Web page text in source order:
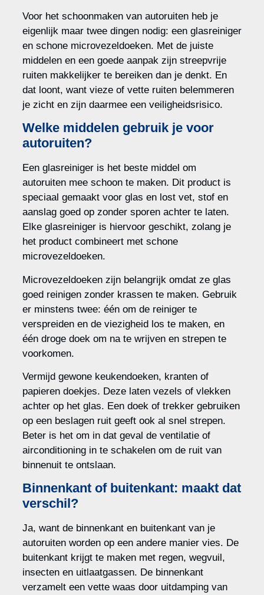
Voor het schoonmaken van autoruiten heb je
eigenlijk maar twee dingen nodig: een glasreiniger
en schone microvezeldoeken. Met de juiste
middelen en een goede aanpak zijn streepvrije
ruiten makkelijker te bereiken dan je denkt. En
dat loont, want vieze of vette ruiten belemmeren
je zicht en zijn daarmee een veiligheidsrisico.
Welke middelen gebruik je voor
autoruiten?
Een glasreiniger is het beste middel om
autoruiten mee schoon te maken. Dit product is
speciaal gemaakt voor glas en lost vet, stof en
aanslag goed op zonder sporen achter te laten.
Elke glasreiniger is hiervoor geschikt, zolang je
het product combineert met schone
microvezeldoeken.
Microvezeldoeken zijn belangrijk omdat ze glas
goed reinigen zonder krassen te maken. Gebruik
er minstens twee: één om de reiniger te
verspreiden en de viezigheid los te maken, en
één droge doek om na te wrijven en strepen te
voorkomen.
Vermijd gewone keukendoeken, kranten of
papieren doekjes. Deze laten vezels of vlekken
achter op het glas. Een doek of trekker gebruiken
op een beslagen ruit geeft ook al snel strepen.
Beter is het om in dat geval de ventilatie of
airconditioning in te schakelen om de ruit van
binnenuit te ontslaan.
Binnenkant of buitenkant: maakt dat
verschil?
Ja, want de binnenkant en buitenkant van je
autoruiten worden op een andere manier vies. De
buitenkant krijgt te maken met regen, wegvuil,
insecten en uitlaatgassen. De binnenkant
verzamelt een vette waas door uitdamping van